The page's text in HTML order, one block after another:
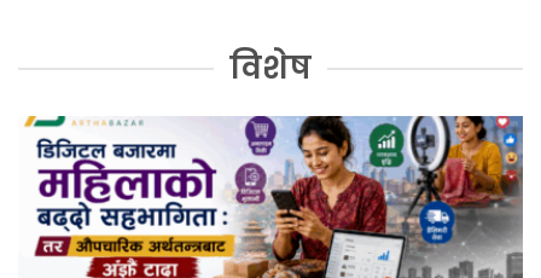
विशेष